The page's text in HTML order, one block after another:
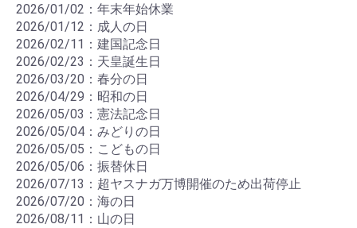
2026/01/02：年末年始休業
2026/01/12：成人の日
2026/02/11：建国記念日
2026/02/23：天皇誕生日
2026/03/20：春分の日
2026/04/29：昭和の日
2026/05/03：憲法記念日
2026/05/04：みどりの日
2026/05/05：こどもの日
2026/05/06：振替休日
2026/07/13：超ヤスナガ万博開催のため出荷停止
2026/07/20：海の日
2026/08/11：山の日